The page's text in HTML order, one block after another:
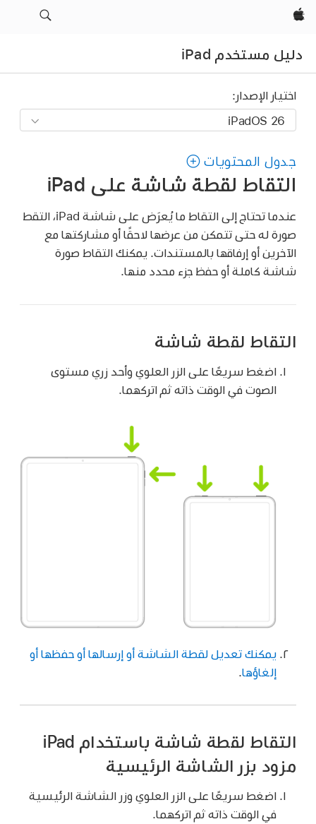
Apple‏
دليل مستخدم iPad
اختيار الإصدار:
جدول المحتويات
التقاط لقطة شاشة على iPad
عندما تحتاج إلى التقاط ما يُعرَض على شاشة iPad، التقط
صورة له حتى تتمكن من عرضها لاحقًا أو مشاركتها مع
الآخرين أو إرفاقها بالمستندات. يمكنك التقاط صورة
شاشة كاملة أو حفظ جزء محدد منها.
التقاط لقطة شاشة
اضغط سريعًا على الزر العلوي وأحد زري مستوى
الصوت في الوقت ذاته ثم اتركهما.
يمكنك تعديل لقطة الشاشة أو إرسالها أو حفظها أو
إلغاؤها
التقاط لقطة شاشة باستخدام iPad
مزود بزر الشاشة الرئيسية
اضغط سريعًا على الزر العلوي وزر الشاشة الرئيسية
في الوقت ذاته ثم اتركهما.